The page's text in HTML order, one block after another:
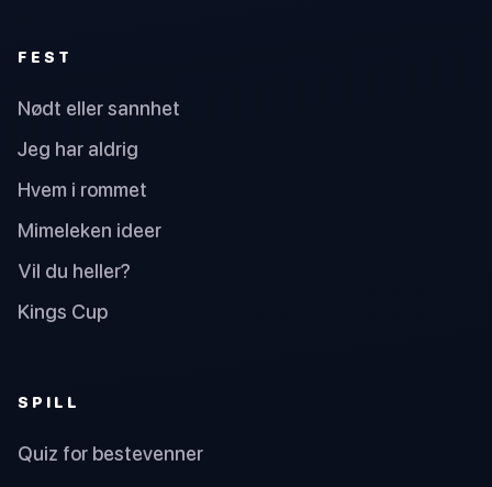
FEST
Nødt eller sannhet
Jeg har aldrig
Hvem i rommet
Mimeleken ideer
Vil du heller?
Kings Cup
SPILL
Quiz for bestevenner